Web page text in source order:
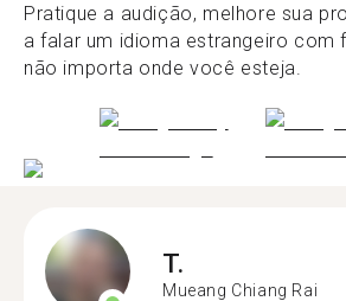
Pratique a audição, melhore sua
a falar um idioma estrangeiro com
não importa onde você esteja.
T.
Mueang Chiang Rai